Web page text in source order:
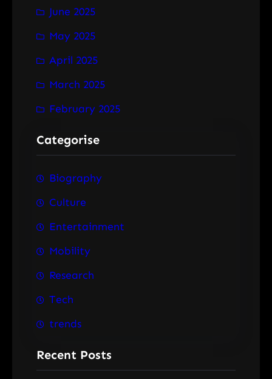
June 2025
May 2025
April 2025
March 2025
February 2025
Categorise
Biography
Culture
Entertainment
Mobility
Research
Tech
trends
Recent Posts